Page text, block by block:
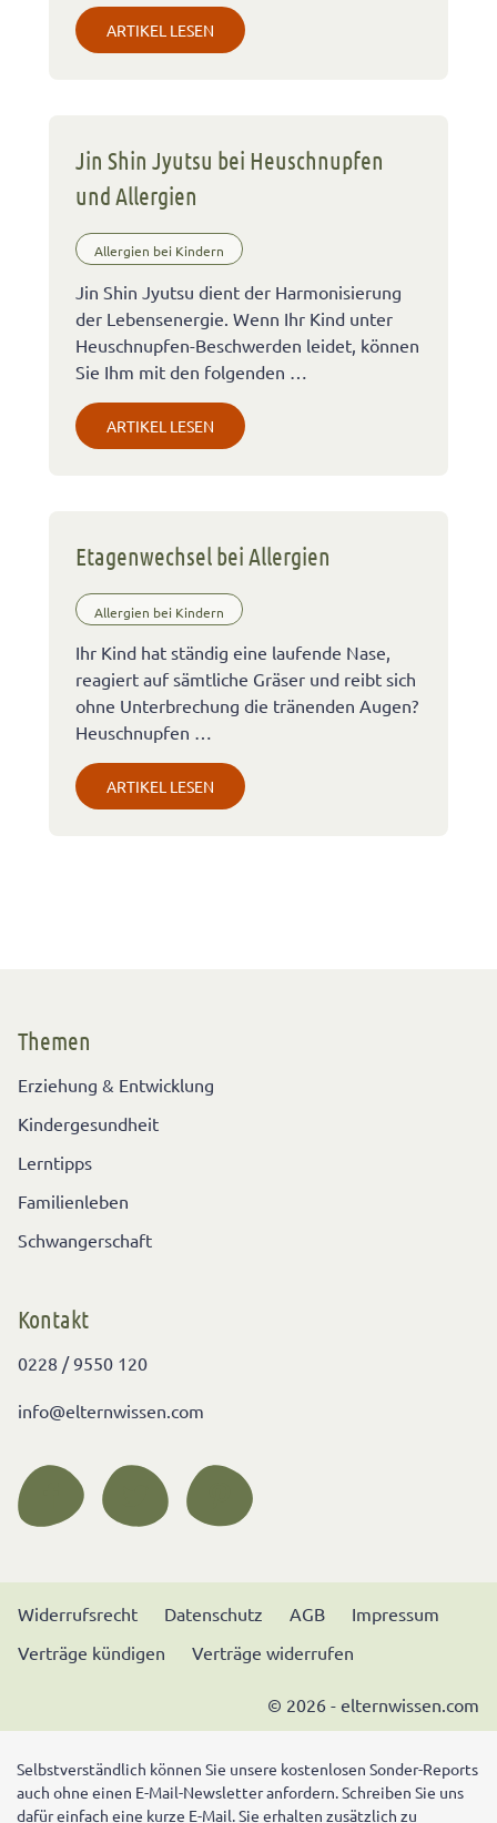
ARTIKEL LESEN
Jin Shin Jyutsu bei Heuschnupfen
und Allergien
Allergien bei Kindern
Jin Shin Jyutsu dient der Harmonisierung
der Lebensenergie. Wenn Ihr Kind unter
Heuschnupfen-Beschwerden leidet, können
Sie Ihm mit den folgenden …
ARTIKEL LESEN
Etagenwechsel bei Allergien
Allergien bei Kindern
Ihr Kind hat ständig eine laufende Nase,
reagiert auf sämtliche Gräser und reibt sich
ohne Unterbrechung die tränenden Augen?
Heuschnupfen …
ARTIKEL LESEN
Themen
Erziehung & Entwicklung
Kindergesundheit
Lerntipps
Familienleben
Schwangerschaft
Kontakt
0228 / 9550 120
info@elternwissen.com
Widerrufsrecht Datenschutz AGB
Impressum
Verträge kündigen
Verträge widerrufen
© 2026 - elternwissen.com
Selbstverständlich können Sie unsere kostenlosen Sonder-Reports
auch ohne einen E-Mail-Newsletter anfordern. Schreiben Sie uns
dafür einfach eine kurze E-Mail. Sie erhalten zusätzlich zu